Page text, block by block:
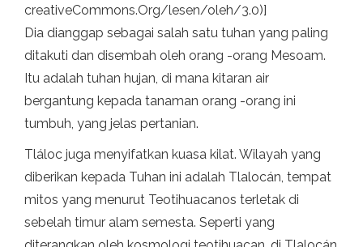
creativeCommons.Org/lesen/oleh/3.0)]
Dia dianggap sebagai salah satu tuhan yang paling
ditakuti dan disembah oleh orang -orang Mesoam.
Itu adalah tuhan hujan, di mana kitaran air
bergantung kepada tanaman orang -orang ini
tumbuh, yang jelas pertanian.
Tláloc juga menyifatkan kuasa kilat. Wilayah yang
diberikan kepada Tuhan ini adalah Tlalocán, tempat
mitos yang menurut Teotihuacanos terletak di
sebelah timur alam semesta. Seperti yang